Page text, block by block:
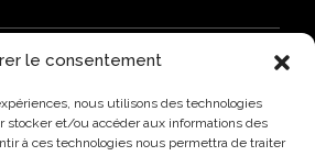
le consentement
nous utilisons des technologies
stocker et/ou accéder aux informations des
à ces technologies nous permettra de traiter
à son Campus industriel de